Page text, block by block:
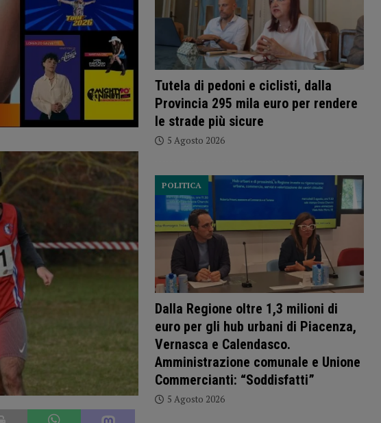
Tutela di pedoni e ciclisti, dalla
Provincia 295 mila euro per rendere
le strade più sicure
5 Agosto 2026
Dalla Regione oltre 1,3 milioni di
euro per gli hub urbani di Piacenza,
Vernasca e Calendasco.
Amministrazione comunale e Unione
Commercianti: “Soddisfatti”
POLITICA
5 Agosto 2026